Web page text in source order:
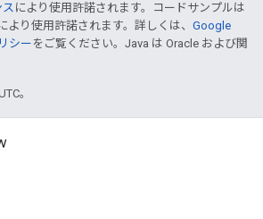
ス により使用許諾されます。コードサンプルは
より使用許諾されます。詳しくは、 Google
シー をご覧ください。Java は Oracle および関
。